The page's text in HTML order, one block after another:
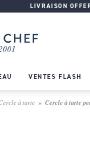
LIVRAISON
VENTES FLASH
à tarte Cercle à tarte